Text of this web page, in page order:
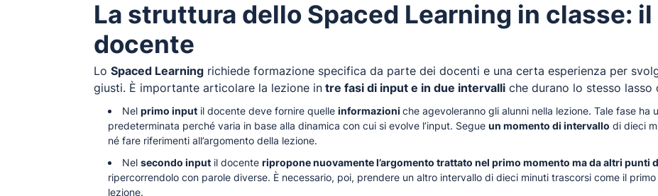
La struttura dello Spaced Learning in classe: il
docente
Lo Spaced Learning richiede formazione specifica da parte dei docenti e una certa esperienza per
giusti. È importante articolare la lezione in tre fasi di input e in due intervalli che durano lo stesso lasso
Nel primo input il docente deve fornire quelle informazioni che agevoleranno gli alunni nella lezione. Tale fase ha
predeterminata perché varia in base alla dinamica con cui si evolve l’input. Segue un momento di intervallo di dieci
né fare riferimenti all’argomento della lezione.
Nel secondo input il docente ripropone nuovamente l’argomento trattato nel primo momento ma da altri punti
ripercorrendolo con parole diverse. È necessario, poi, prendere un altro intervallo di dieci minuti trascorsi come il
lezione.